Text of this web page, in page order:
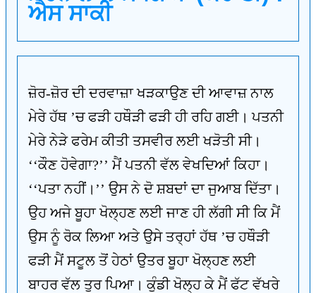
ਐਸ ਸਾਕੀ
ਜ਼ੋਰ-ਜ਼ੋਰ ਦੀ ਦਰਵਾਜ਼ਾ ਖੜਕਾਉਣ ਦੀ ਆਵਾਜ਼ ਨਾਲ
ਮੇਰੇ ਹੱਥ ’ਚ ਫੜੀ ਹਥੌੜੀ ਫੜੀ ਹੀ ਰਹਿ ਗਈ। ਪਤਨੀ
ਮੇਰੇ ਨੇੜੇ ਫਰੇਮ ਕੀਤੀ ਤਸਵੀਰ ਲਈ ਖੜੋਤੀ ਸੀ।
‘‘ਕੌਣ ਹੋਵੇਗਾ?’’ ਮੈਂ ਪਤਨੀ ਵੱਲ ਵੇਖਦਿਆਂ ਕਿਹਾ।
‘‘ਪਤਾ ਨਹੀਂ।’’ ਉਸ ਨੇ ਦੋ ਸ਼ਬਦਾਂ ਦਾ ਜੁਆਬ ਦਿੱਤਾ।
ਉਹ ਅਜੇ ਬੂਹਾ ਖੋਲ੍ਹਣ ਲਈ ਜਾਣ ਹੀ ਲੱਗੀ ਸੀ ਕਿ ਮੈਂ
ਉਸ ਨੂੰ ਰੋਕ ਲਿਆ ਅਤੇ ਉਸੇ ਤਰ੍ਹਾਂ ਹੱਥ ’ਚ ਹਥੌੜੀ
ਫੜੀ ਮੈਂ ਸਟੂਲ ਤੋਂ ਹੇਠਾਂ ਉਤਰ ਬੂਹਾ ਖੋਲ੍ਹਣ ਲਈ
ਬਾਹਰ ਵੱਲ ਤੁਰ ਪਿਆ। ਕੁੰਡੀ ਖੋਲ੍ਹ ਕੇ ਮੈਂ ਫੱਟ ਵੱਖਰੇ